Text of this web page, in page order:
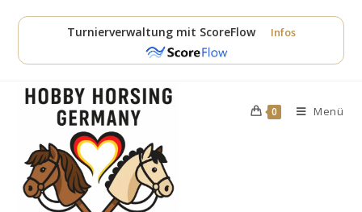
Inhalt
Turnierverwaltung mit ScoreFlow Infos
0 Menü